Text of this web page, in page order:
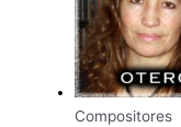
Compositores